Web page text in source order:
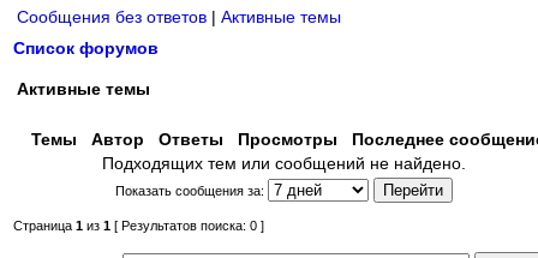
Сообщения без ответов | Активные темы
Список форумов
Активные темы
Темы Автор Ответы Просмотры
Последнее
Подходящих тем или сообщений не найдено.
Показать сообщения за:
Страница 1 из 1 [ Результатов поиска: 0 ]